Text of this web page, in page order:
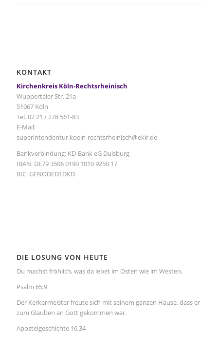
KONTAKT
Kirchenkreis Köln-Rechtsrheinisch
Wuppertaler Str. 21a
51067 Köln
Tel. 02 21 / 278 561-83
E-Mail:
superintendentur.koeln-rechtsrheinisch@ekir.de
Bankverbindung: KD-Bank eG Duisburg
IBAN: DE79 3506 0190 1010 9250 17
BIC: GENODED1DKD
DIE LOSUNG VON HEUTE
Du machst fröhlich, was da lebet im Osten wie im Westen.
Psalm 65,9
Der Kerkermeister freute sich mit seinem ganzen Hause, dass er
zum Glauben an Gott gekommen war.
Apostelgeschichte 16,34